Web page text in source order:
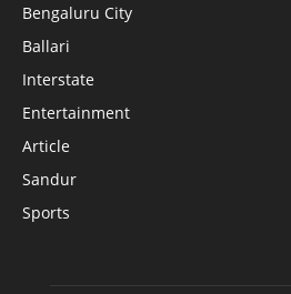
Bengaluru City
Ballari
Interstate
Entertainment
Article
Sandur
Sports